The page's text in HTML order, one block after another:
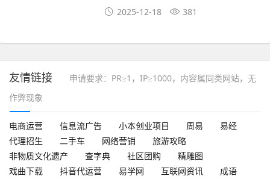
2025-12-18 381
友情链接
申请要求：PR≥1，IP≥1000，内容属同类网站，无
作弊现象
电商运营 信息流广告 小本创业项目 周易
易经
代理招生
二手车 网络营销
旅游攻略
非物质文化遗产
查字典 社区团购
精雕图
戏曲下载
抖音代运营 易学网 互联网资讯
成语